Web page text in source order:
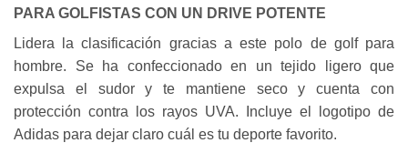
hasta
$ 205,000
PARA GOLFISTAS CON UN DRIVE POTENTE
Lidera la clasificación gracias a este polo de golf para
hombre. Se ha confeccionado en un tejido ligero que
expulsa el sudor y te mantiene seco y cuenta con
protección contra los rayos UVA. Incluye el logotipo de
Adidas para dejar claro cuál es tu deporte favorito.